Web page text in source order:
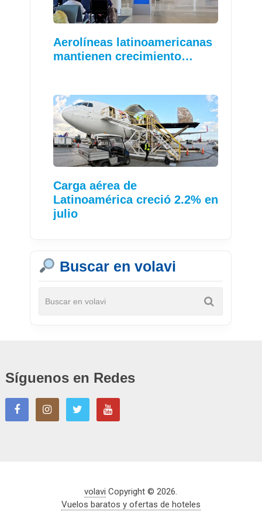
Aerolíneas latinoamericanas
mantienen crecimiento…
Carga aérea de
Latinoamérica creció 2.2% en
julio
Buscar en volavi
Síguenos en Redes
volavi Copyright © 2026.
Vuelos baratos y ofertas de hoteles